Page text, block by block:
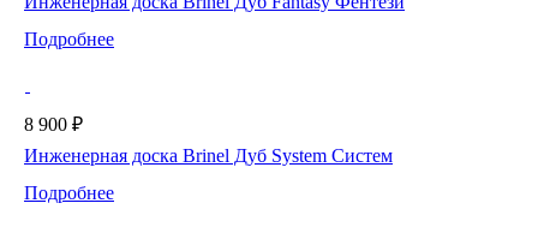
Подробнее
8 900 ₽
Инженерная доска Brinel Дуб System Систем
Подробнее